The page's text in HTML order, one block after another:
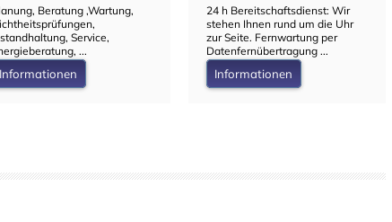
Beratung ,Wartung,
Service,
...
Informationen
24 h Bereitschaftsdienst: Wir
stehen Ihnen rund um die Uhr
zur Seite. Fernwartung per
Datenfernübertragung ...
Informationen